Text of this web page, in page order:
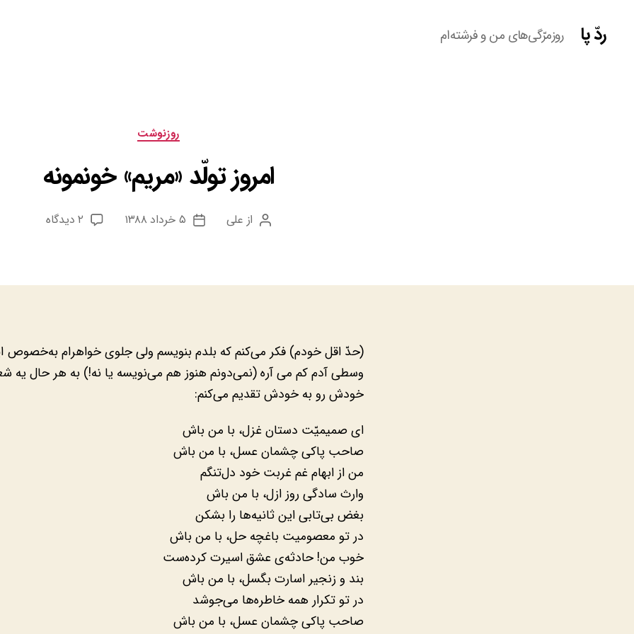
ردّ پا روزمرّگی‌های من و فرشته‌ام
دسته‌ها
روزنوشت
امروز تولّد «مریم» خونمونه
نویسنده
از علی
تاریخ
۵ خرداد ۱۳۸۸ ۲ دیدگاه
برای
خونمونه
(حدّ اقل خودم) فکر می‌کنم که بلدم بنویسم ولی جلوی خواهرام به‌خصوص
وسطی آدم کم می آره (نمی‌دونم هنوز هم می‌نویسه یا نه!) به هر حال یه
خودش رو به خودش تقدیم می‌کنم:
ای صمیمیّت دستان غزل، با من باش
صاحب پاکی چشمان عسل، با من باش
من از ابهام غم غربت خود دل‌تنگم
وارث سادگی روز ازل، با من باش
بغض بی‌تابی این ثانیه‌ها را بشکن
در تو معصومیت باغچه حل، با من باش
خوب من! حادثه‌ی عشق اسیرت کرده‌ست
بند و زنجیر اسارت بگسل، با من باش
در تو تکرار همه خاطره‌ها می‌جوشد
صاحب پاکی چشمان عسل، با من باش